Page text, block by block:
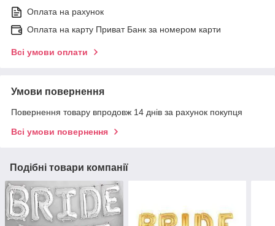
Оплата на рахунок
Оплата на карту Приват Банк за номером карти
Всі умови оплати
Умови повернення
Повернення товару впродовж 14 днів за рахунок покупця
Всі умови повернення
Подібні товари компанії